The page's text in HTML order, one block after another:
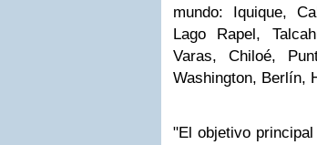
mundo: Iquique,
Lago Rapel,
Varas, Chiloé,
Washington, Berlín,
"El objetivo